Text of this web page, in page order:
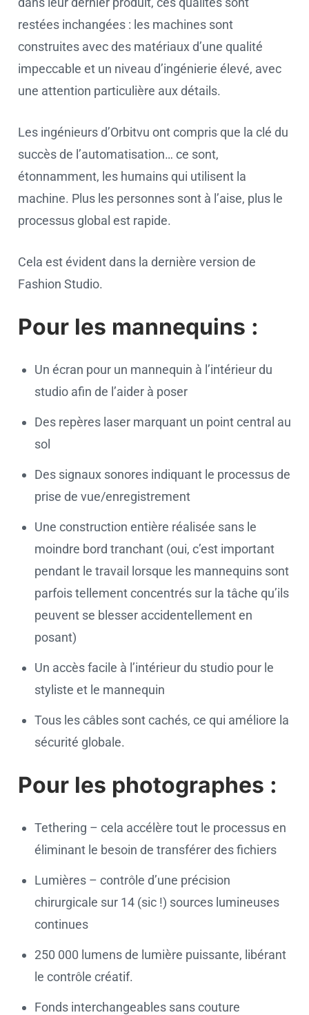
restées inchangées : les machines sont
construites avec des matériaux d’une qualité
impeccable et un niveau d’ingénierie élevé, avec
une attention particulière aux détails.
Les ingénieurs d’Orbitvu ont compris que la clé du
succès de l’automatisation… ce sont,
étonnamment, les humains qui utilisent la
machine. Plus les personnes sont à l’aise, plus le
processus global est rapide.
Cela est évident dans la dernière version de
Fashion Studio.
Pour les mannequins :
Un écran pour un mannequin à l’intérieur du
studio afin de l’aider à poser
Des repères laser marquant un point central au
sol
Des signaux sonores indiquant le processus de
prise de vue/enregistrement
Une construction entière réalisée sans le
moindre bord tranchant (oui, c’est important
pendant le travail lorsque les mannequins sont
parfois tellement concentrés sur la tâche qu’ils
peuvent se blesser accidentellement en
posant)
Un accès facile à l’intérieur du studio pour le
styliste et le mannequin
Tous les câbles sont cachés, ce qui améliore la
sécurité globale.
Pour les photographes :
Tethering – cela accélère tout le processus en
éliminant le besoin de transférer des fichiers
Lumières – contrôle d’une précision
chirurgicale sur 14 (sic !) sources lumineuses
continues
250 000 lumens de lumière puissante, libérant
le contrôle créatif.
Fonds interchangeables sans couture